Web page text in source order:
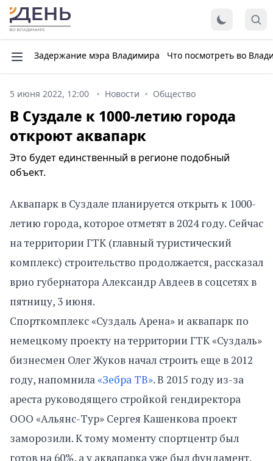
Задержание мэра Владимира Что посмотреть во
5 июня 2022, 12:00 Новости Общество
В Суздале к 1000-летию города
откроют аквапарк
Это будет единственный в регионе подобный
объект.
Аквапарк в Суздале планируется открыть к 1000-
летию города, которое отметят в 2024 году. Сейчас
на территории ГТК (главный туристический
комплекс) строительство продолжается, рассказал
врио губернатора Александр Авдеев в соцсетях в
пятницу, 3 июня.
Спорткомплекс «Суздаль Арена» и аквапарк по
немецкому проекту на территории ГТК «Суздаль»
бизнесмен Олег Жуков начал строить еще в 2012
году, напомнила«Зебра ТВ». В 2015 году из-за
ареста руководящего стройкой гендиректора
ООО «Альянс-Тур» Сергея Кашенкова проект
заморозили. К тому моменту спортцентр был
готов на 60%, а у аквапарка уже был фундамент.